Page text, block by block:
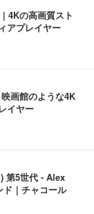
4Kの高画質スト
アプレイヤー
画館のような4K
イヤー
第5世代 - Alex
｜チャコール